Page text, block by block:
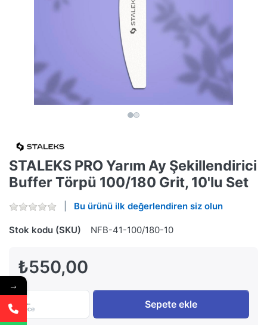
STALEKS PRO Yarım Ay Şekillendirici
Buffer Törpü 100/180 Grit, 10'lu Set
Bu ürünü ilk değerlendiren siz olun
Stok kodu (SKU) NFB-41-100/180-10
₺550,00
Piece Sepete ekle
→